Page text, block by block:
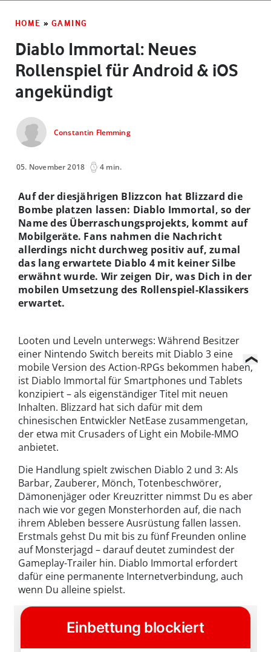
HOME » GAMING
Diablo Immortal: Neues
Rollenspiel für Android & iOS
angekündigt
Constantin Flemming
05. November 2018 4 min.
Auf der diesjährigen Blizzcon hat Blizzard die
Bombe platzen lassen: Diablo Immortal, so der
Name des Überraschungsprojekts, kommt auf
Mobilgeräte. Fans nahmen die Nachricht
allerdings nicht durchweg positiv auf, zumal
das lang erwartete Diablo 4 mit keiner Silbe
erwähnt wurde. Wir zeigen Dir, was Dich in der
mobilen Umsetzung des Rollenspiel-Klassikers
erwartet.
Looten und Leveln unterwegs: Während Besitzer
einer Nintendo Switch bereits mit Diablo 3 eine
mobile Version des Action-RPGs bekommen haben,
ist Diablo Immortal für Smartphones und Tablets
konzipiert – als eigenständiger Titel mit neuen
Inhalten. Blizzard hat sich dafür mit dem
chinesischen Entwickler NetEase zusammengetan,
der etwa mit Crusaders of Light ein Mobile-MMO
anbietet.
Die Handlung spielt zwischen Diablo 2 und 3: Als
Barbar, Zauberer, Mönch, Totenbeschwörer,
Dämonenjäger oder Kreuzritter nimmst Du es aber
nach wie vor gegen Monsterhorden auf, die nach
ihrem Ableben bessere Ausrüstung fallen lassen.
Erstmals gehst Du mit bis zu fünf Freunden online
auf Monsterjagd – darauf deutet zumindest der
Gameplay-Trailer hin. Diablo Immortal erfordert
dafür eine permanente Internetverbindung, auch
wenn Du alleine spielst.